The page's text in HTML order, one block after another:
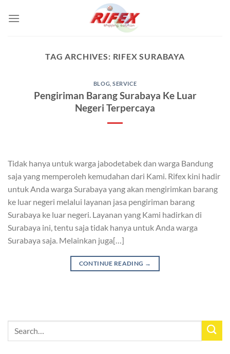
TAG ARCHIVES: RIFEX SURABAYA
BLOG ,SERVICE
Pengiriman Barang Surabaya Ke Luar
Negeri Terpercaya
Tidak hanya untuk warga jabodetabek dan warga Bandung
saja yang memperoleh kemudahan dari Kami. Rifex kini hadir
untuk Anda warga Surabaya yang akan mengirimkan barang
ke luar negeri melalui layanan jasa pengiriman barang
Surabaya ke luar negeri. Layanan yang Kami hadirkan di
Surabaya ini, tentu saja tidak hanya untuk Anda warga
Surabaya saja. Melainkan juga[…]
CONTINUE READING →